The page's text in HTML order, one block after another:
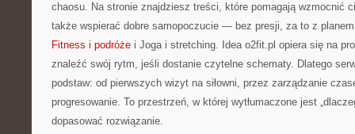
chaosu. Na stronie znajdziesz treści, które pomagają wzmocnić
także wspierać dobre samopoczucie — bez presji, za to z
Fitness i podróże i Joga i stretching. Idea o2fit.pl opiera się na
znaleźć swój rytm, jeśli dostanie czytelne schematy. Dlatego
podstaw: od pierwszych wizyt na siłowni, przez zarządzanie
progresowanie. To przestrzeń, w której wytłumaczone jest
dopasować rozwiązanie.